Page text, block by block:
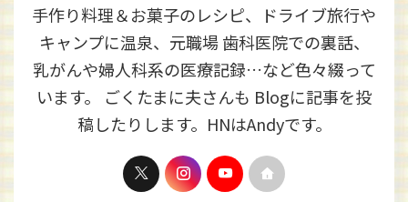
手作り料理＆お菓子のレシピ、ドライブ旅行や
キャンプに温泉、元職場 歯科医院での裏話、
乳がんや婦人科系の医療記録…など色々綴って
います。 ごくたまに夫さんも Blogに記事を投
稿したりします。HNはAndyです。